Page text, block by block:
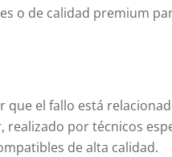
o de calidad premium
que el fallo está
realizado por técnicos
de alta calidad.